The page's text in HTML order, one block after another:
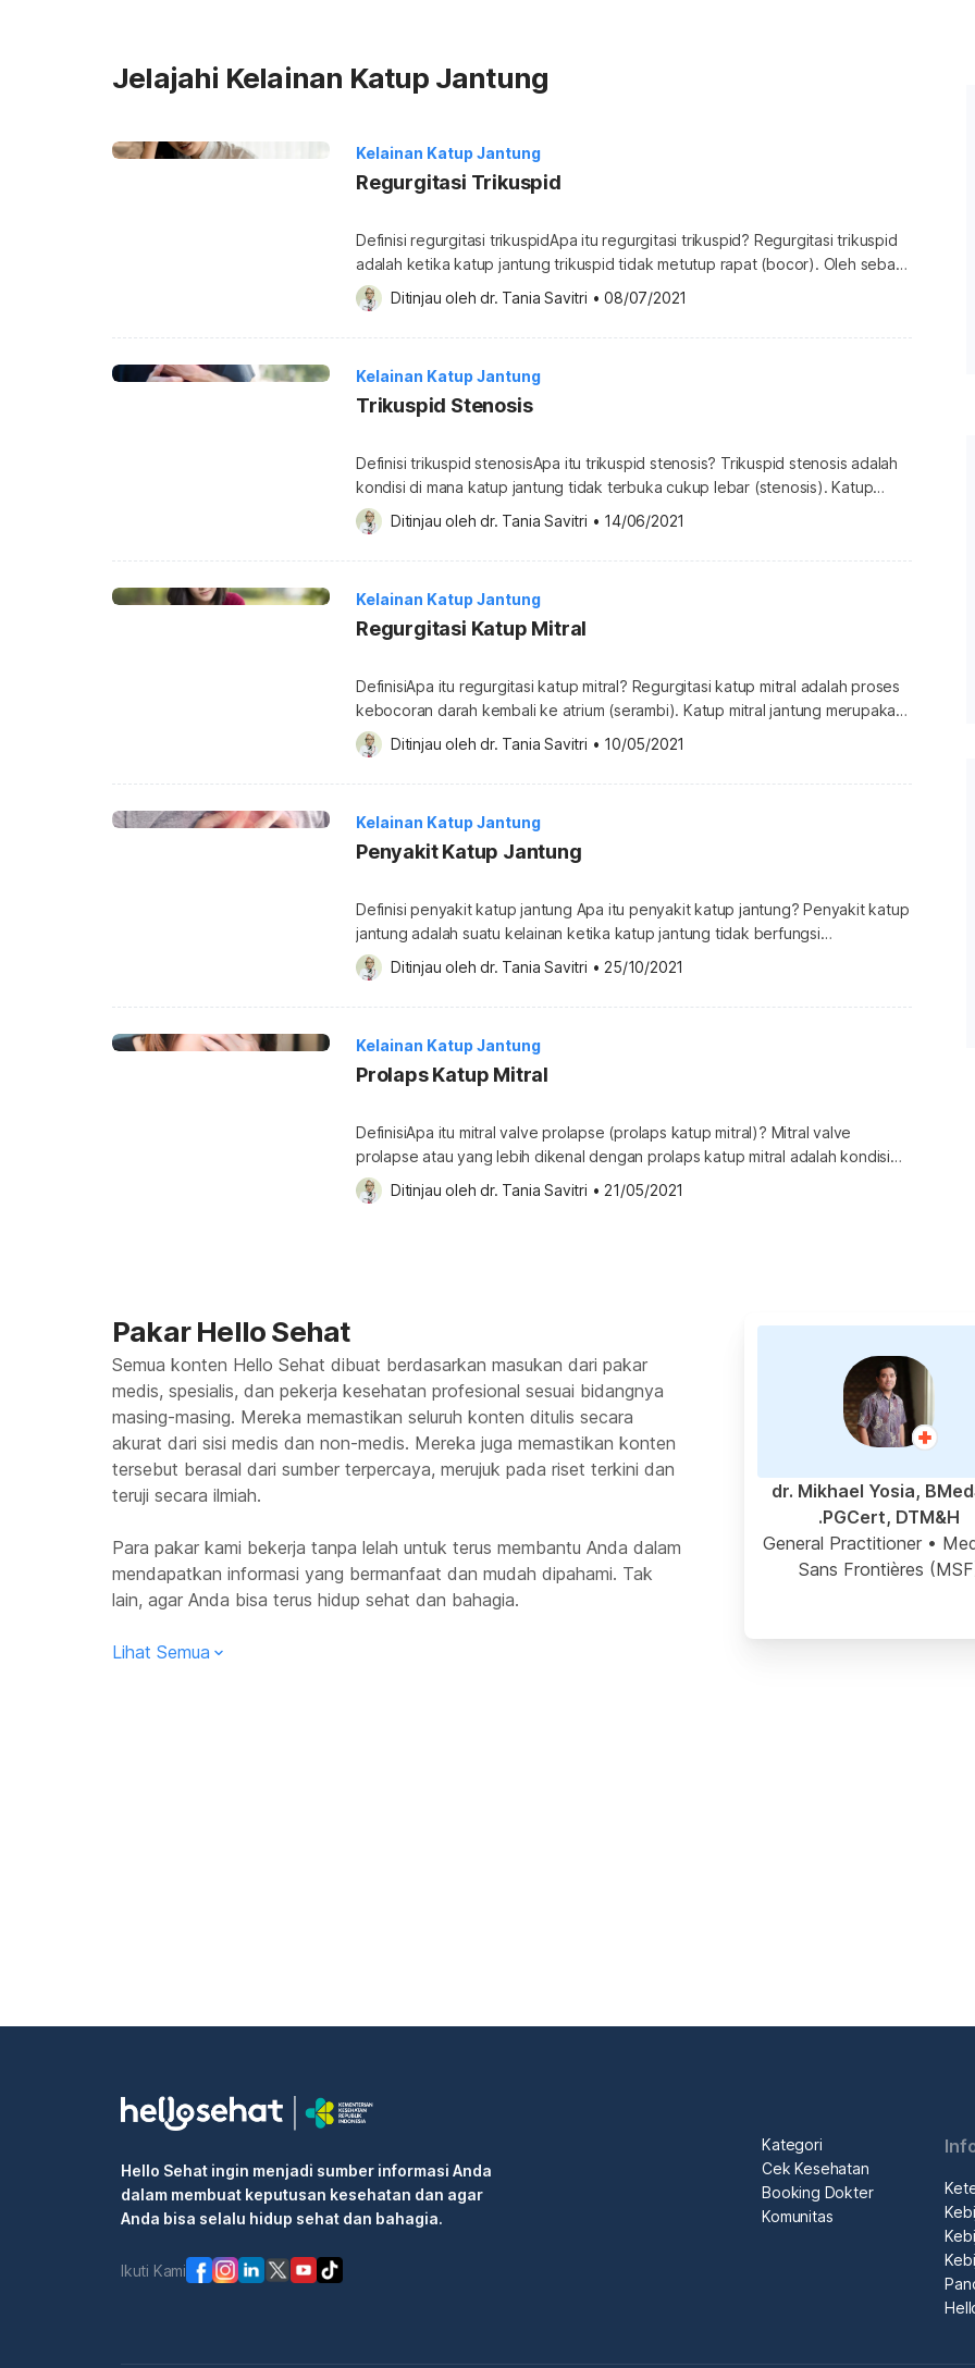
Jelajahi Kelainan Katup Jantung
Kelainan Katup Jantung
Regurgitasi Trikuspid
Definisi regurgitasi trikuspidApa itu regurgitasi trikuspid? Regurgitasi trikuspid
adalah ketika katup jantung trikuspid tidak metutup rapat (bocor). Oleh sebab
itu, Anda bisa menyebut kondisi ini sebagai kebocoran katup trikuspid. Katup
trikuspid terletak antara atrium kanan dan ventrikel kanan jantung. Katup akan
terbuka bila atrium berkontraksi untuk memompa darah ke ventrikel, dan
Ditinjau oleh dr. Tania Savitri • 08/07/2021
Kelainan Katup Jantung
Trikuspid Stenosis
Definisi trikuspid stenosisApa itu trikuspid stenosis? Trikuspid stenosis adalah
kondisi di mana katup jantung tidak terbuka cukup lebar (stenosis). Katup
trikuspid adalah katup antara atrium kanan dan ventrikel kanan jantung. Katup
akan terbuka bila atrium berkontraksi untuk memompa darah ke ventrikel,
menutup ketika ventrikel berkontraksi untuk mencegah darah mengalir kembali
Ditinjau oleh dr. Tania Savitri • 14/06/2021
Kelainan Katup Jantung
Regurgitasi Katup Mitral
DefinisiApa itu regurgitasi katup mitral? Regurgitasi katup mitral adalah proses
kebocoran darah kembali ke atrium (serambi). Katup mitral jantung merupakan
katup/ sekat yang memisahkan ruang jantung yang disebut atrium/ serambi kiri
dan ventrikel/ bilik kiri. Katup tersebut terbuka saat serambi memompa darah
ke dalam bilik dan menutup saat bilik menyebarkan darah ke seluruh tubuh.
Ditinjau oleh dr. Tania Savitri • 10/05/2021
Kelainan Katup Jantung
Penyakit Katup Jantung
Definisi penyakit katup jantung Apa itu penyakit katup jantung? Penyakit katup
jantung adalah suatu kelainan ketika katup jantung tidak berfungsi
sebagaimana mestinya. Kelainan ini bisa terjadi pada satu atau lebih katup
yang terdapat di jantung Anda. Adapun jantung memiliki empat katup yang
akan menutup dan membuka sekali pada setiap detaknya, yaitu katup mitral,
Ditinjau oleh dr. Tania Savitri • 25/10/2021
Kelainan Katup Jantung
Prolaps Katup Mitral
DefinisiApa itu mitral valve prolapse (prolaps katup mitral)? Mitral valve
prolapse atau yang lebih dikenal dengan prolaps katup mitral adalah kondisi
katup mitral yang menebal, menyembul kembali ke dalam atrium (serambi).
Terkadang, kondisi ini menyebabkan darah masuk kembali ke dalam serambi
Ditinjau oleh dr. Tania Savitri • 21/05/2021
Pakar Hello Sehat
Semua konten Hello Sehat dibuat berdasarkan masukan dari pakar
medis, spesialis, dan pekerja kesehatan profesional sesuai bidangnya
masing-masing. Mereka memastikan seluruh konten ditulis secara
akurat dari sisi medis dan non-medis. Mereka juga memastikan konten
tersebut berasal dari sumber terpercaya, merujuk pada riset terkini dan
teruji secara ilmiah.
Para pakar kami bekerja tanpa lelah untuk terus membantu Anda dalam
mendapatkan informasi yang bermanfaat dan mudah dipahami. Tak
lain, agar Anda bisa terus hidup sehat dan bahagia.
Lihat Semua
dr. Mikhael Yosia,
PGCert, DTM&H.
General Practitioner •
Sans Frontières
Hello Sehat ingin menjadi sumber informasi Anda
dalam membuat keputusan kesehatan dan agar
Anda bisa selalu hidup sehat dan bahagia.
Ikuti Kami
Kategori
Cek Kesehatan
Booking Dokter
Komunitas